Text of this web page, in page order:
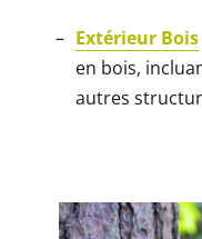
Extérieur Bois
en bois,
autres